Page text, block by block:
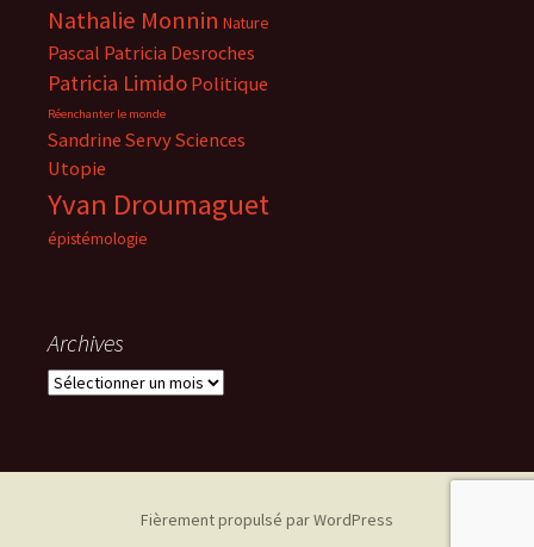
Nathalie Monnin Nature
Pascal Patricia Desroches
Patricia Limido Politique
Réenchanter le monde
Sandrine ServySciences
Utopie
Yvan Droumaguet
épistémologie
Archives
Archives
Fièrement propulsé par WordPress